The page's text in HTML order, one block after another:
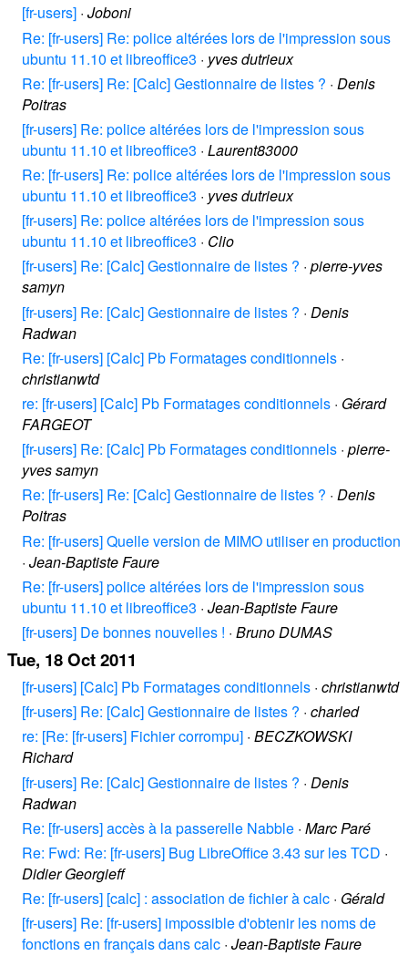
[fr-users] · Joboni
Re: [fr-users] Re: police altérées lors de l'impression sous
ubuntu 11.10 et libreoffice3 · yves dutrieux
Re: [fr-users] Re: [Calc] Gestionnaire de listes ? · Denis
Poitras
[fr-users] Re: police altérées lors de l'impression sous
ubuntu 11.10 et libreoffice3 · Laurent83000
Re: [fr-users] Re: police altérées lors de l'impression sous
ubuntu 11.10 et libreoffice3 · yves dutrieux
[fr-users] Re: police altérées lors de l'impression sous
ubuntu 11.10 et libreoffice3 · Clio
[fr-users] Re: [Calc] Gestionnaire de listes ? · pierre-yves
samyn
[fr-users] Re: [Calc] Gestionnaire de listes ? · Denis
Radwan
Re: [fr-users] [Calc] Pb Formatages conditionnels ·
christianwtd
re: [fr-users] [Calc] Pb Formatages conditionnels · Gérard
FARGEOT
[fr-users] Re: [Calc] Pb Formatages conditionnels · pierre-
yves samyn
Re: [fr-users] Re: [Calc] Gestionnaire de listes ? · Denis
Poitras
Re: [fr-users] Quelle version de MIMO utiliser en production
· Jean-Baptiste Faure
Re: [fr-users] police altérées lors de l'impression sous
ubuntu 11.10 et libreoffice3 · Jean-Baptiste Faure
[fr-users] De bonnes nouvelles ! · Bruno DUMAS
Tue, 18 Oct 2011
[fr-users] [Calc] Pb Formatages conditionnels · christianwtd
[fr-users] Re: [Calc] Gestionnaire de listes ? · charled
re: [Re: [fr-users] Fichier corrompu] · BECZKOWSKI
Richard
[fr-users] Re: [Calc] Gestionnaire de listes ? · Denis
Radwan
Re: [fr-users] accès à la passerelle Nabble · Marc Paré
Re: Fwd: Re: [fr-users] Bug LibreOffice 3.43 sur les TCD ·
Didier Georgieff
Re: [fr-users] [calc] : association de fichier à calc · Gérald
[fr-users] Re: [fr-users] impossible d'obtenir les noms de
fonctions en français dans calc · Jean-Baptiste Faure